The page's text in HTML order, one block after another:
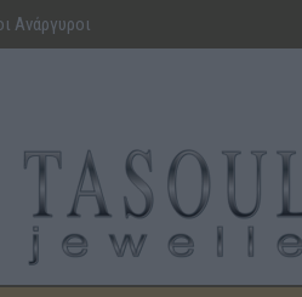
Ανάργυροι